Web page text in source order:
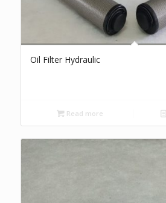
Oil Filter Hydraulic
Read more